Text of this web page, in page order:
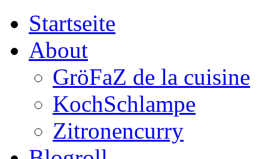
Startseite
About
GröFaZ de la cuisine
KochSchlampe
Zitronencurry